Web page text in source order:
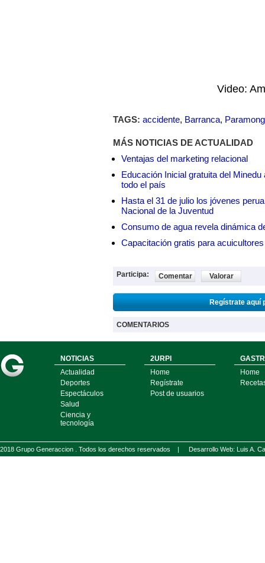
Video:
TAGS: accidente, Barranca,
MÁS NOTICIAS DE ACTUALIDAD
Ventajas del marketing relacional
Educación Inicial gratuita del
todo el país
Hasta el 31 de julio los jóvenes
Nacional de la Juventud
Consumo de agua revela dinámica
Capacitación gratis para
Participa: Comentar Valorar
Regístrate aquí
COMENTARIOS
NOTICIAS
Actualidad
Deportes
Espectáculos
Salud
Ciencia y
tecnología
2URPI
Home
Regístrate
Post de usuarios
Home
2018 Grupo Generaccion . Todos los derechos reservados | Desarrollo Web: Luis